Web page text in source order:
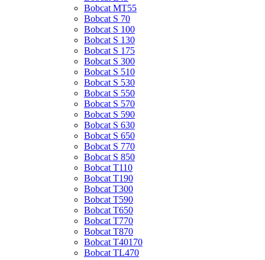
Bobcat MT55
Bobcat S 70
Bobcat S 100
Bobcat S 130
Bobcat S 175
Bobcat S 300
Bobcat S 510
Bobcat S 530
Bobcat S 550
Bobcat S 570
Bobcat S 590
Bobcat S 630
Bobcat S 650
Bobcat S 770
Bobcat S 850
Bobcat T110
Bobcat T190
Bobcat T300
Bobcat T590
Bobcat T650
Bobcat T770
Bobcat T870
Bobcat T40170
Bobcat TL470